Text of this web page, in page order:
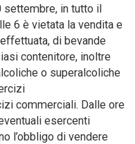
settembre, in tutto il
6 è vietata la vendita e
di bevande
contenitore, inoltre
o superalcoliche
commerciali. Dalle ore
esercenti
l’obbligo di vendere